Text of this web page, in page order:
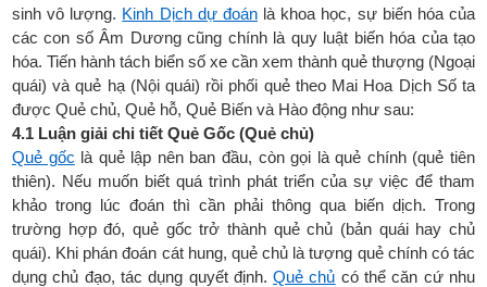
sinh vô lượng. Kinh Dịch dự đoánlà khoa học, sự biến hóa của
các con số Âm Dương cũng chính là quy luật biến hóa của tạo
hóa. Tiến hành tách biển số xe cần xem thành quẻ thượng (Ngoại
quái) và quẻ hạ (Nội quái) rồi phối quẻ theo Mai Hoa Dịch Số ta
được Quẻ chủ, Quẻ hỗ, Quẻ Biến và Hào động như sau:
4.1 Luận giải chi tiết Quẻ Gốc (Quẻ chủ)
Quẻ gốc là quẻ lập nên ban đầu, còn gọi là quẻ chính (quẻ tiên
thiên). Nếu muốn biết quá trình phát triển của sự việc để tham
khảo trong lúc đoán thì cần phải thông qua biến dịch. Trong
trường hợp đó, quẻ gốc trở thành quẻ chủ (bản quái hay chủ
quái). Khi phán đoán cát hung, quẻ chủ là tượng quẻ chính có tác
dụng chủ đạo, tác dụng quyết định.Quẻ chủ có thể căn cứ nhu